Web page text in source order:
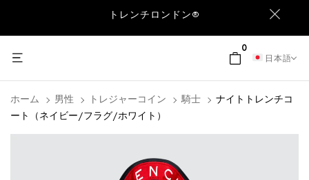
トレンチロンドン®
0
日本語
ホーム 男性 トレジャーコイン 騎士
ナイトトレンチコ
ート（ネイビー/フラグ/ホワイト）